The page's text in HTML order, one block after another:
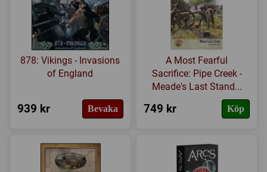
878: Vikings - Invasions
of England
939 kr Bevaka
A Most Fearful
Sacrifice: Pipe Creek -
Meade's Last Stand...
749 kr Köp